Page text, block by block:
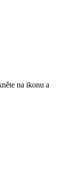
na ikonu a